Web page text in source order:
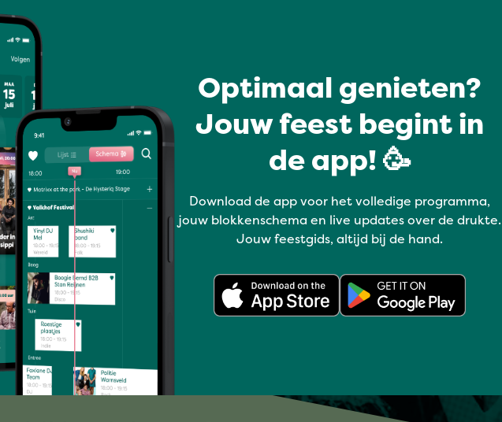
Optimaal genieten?
Jouw feest begint in
de app! 🥳
Download de app voor het volledige programma,
jouw blokkenschema en live updates over de drukte.
Jouw feestgids, altijd bij de hand.